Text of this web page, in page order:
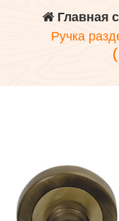
Главная
Ручка